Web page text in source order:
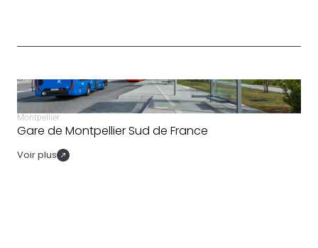
Montpellier
Gare de Montpellier Sud de France
Voir plus